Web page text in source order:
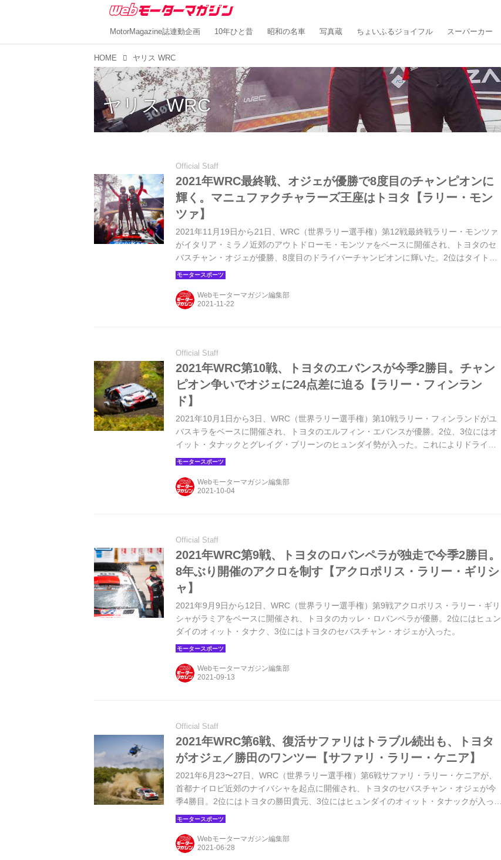
MotorMagazine誌連動企画 10年ひと昔 昭和の名車 写真蔵 ちょいふるジョイフル スーパーカー
HOME ヤリス WRC
ヤリス WRC
Official Staff
2021年WRC最終戦、オジェが優勝で8度目のチャンピオンに
輝く。マニュファクチャラーズ王座はトヨタ【ラリー・モン
ツァ】
2021年11月19日から21日、WRC（世界ラリー選手権）第12戦最終戦ラリー・モンツァ
がイタリア・ミラノ近郊のアウトドローモ・モンツァをベースに開催され、トヨタのセ
バスチャン・オジェが優勝、8度目のドライバーチャンピオンに輝いた。2位はタイトル
を争ったチームメイトのエルフィン・エバンス。トヨタは2018年以来のマニュファクチ
た。
Webモーターマガジン編集部
Official Staff
2021年WRC第10戦、トヨタのエバンスが今季2勝目。チャン
ピオン争いでオジェに24点差に迫る【ラリー・フィンラン
ド】
2021年10月1日から3日、WRC（世界ラリー選手権）第10戦ラリー・フィンランドがユ
バスキラをベースに開催され、トヨタのエルフィン・エバンスが優勝。2位、3位にはオ
イット・タナックとグレイグ・ブリーンのヒュンダイ勢が入った。これによりドライバ
ー選手権における首位オジェと2位エバンスの差は24ポイントに縮まった。
Webモーターマガジン編集部
Official Staff
2021年WRC第9戦、トヨタのロバンペラが独走で今季2勝目。
8年ぶり開催のアクロを制す【アクロポリス・ラリー・ギリシ
ャ】
2021年9月9日から12日、WRC（世界ラリー選手権）第9戦アクロポリス・ラリー・ギリ
シャがラミアをベースに開催され、トヨタのカッレ・ロバンペラが優勝。2位にはヒュン
ダイのオィット・タナク、3位にはトヨタのセバスチャン・オジェが入った。
Webモーターマガジン編集部
Official Staff
2021年WRC第6戦、復活サファリはトラブル続出も、トヨタ
がオジェ／勝田のワンツー【サファリ・ラリー・ケニア】
2021年6月23〜27日、WRC（世界ラリー選手権）第6戦サファリ・ラリー・ケニアが、
首都ナイロビ近郊のナイバシャを起点に開催され、トヨタのセバスチャン・オジェが今
季4勝目。2位にはトヨタの勝田貴元、3位にはヒュンダイのオィット・タナックが入っ
た。
Webモーターマガジン編集部